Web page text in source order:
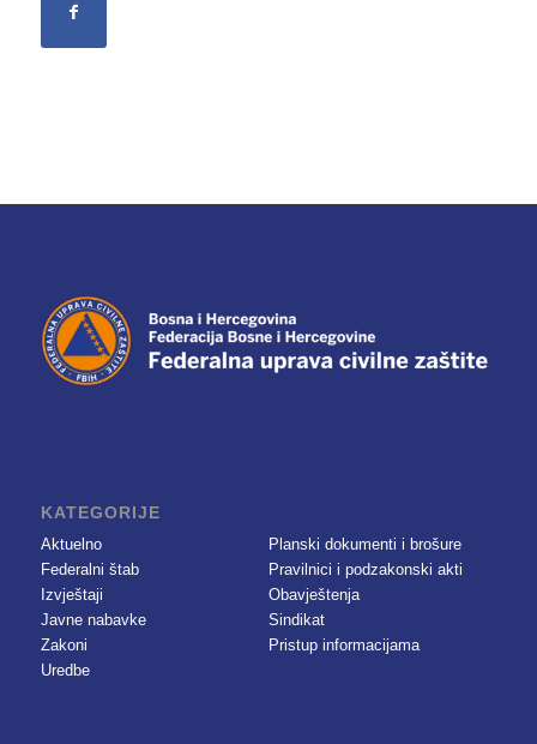
KATEGORIJE
Aktuelno
Federalni štab
Izvještaji
Javne nabavke
Zakoni
Uredbe
Planski dokumenti i brošure
Pravilnici i podzakonski akti
Obavještenja
Sindikat
Pristup informacijama